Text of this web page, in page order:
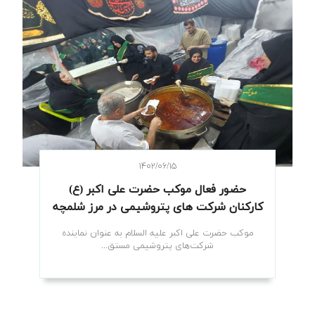
۱۴۰۲/۰۶/۱۵
حضور فعال موکب حضرت علی اکبر (ع)
کارکنان شرکت های پتروشیمی در مرز شلمچه
موکب حضرت علی اکبر علیه السلام به عنوان نماینده
شرکت‌های پتروشیمی مستق...